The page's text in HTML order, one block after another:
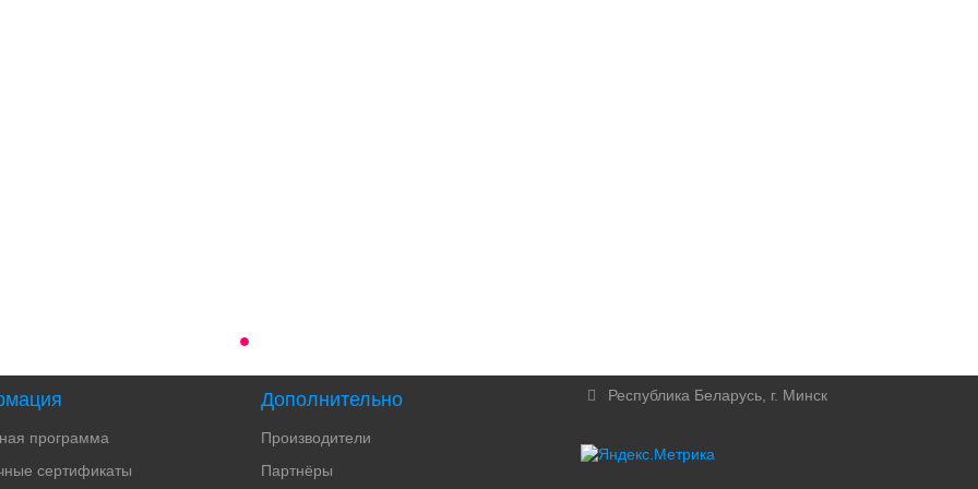
программа
сертификаты
Дополнительно
Производители
Партнёры
Республика Беларусь, г. Минск